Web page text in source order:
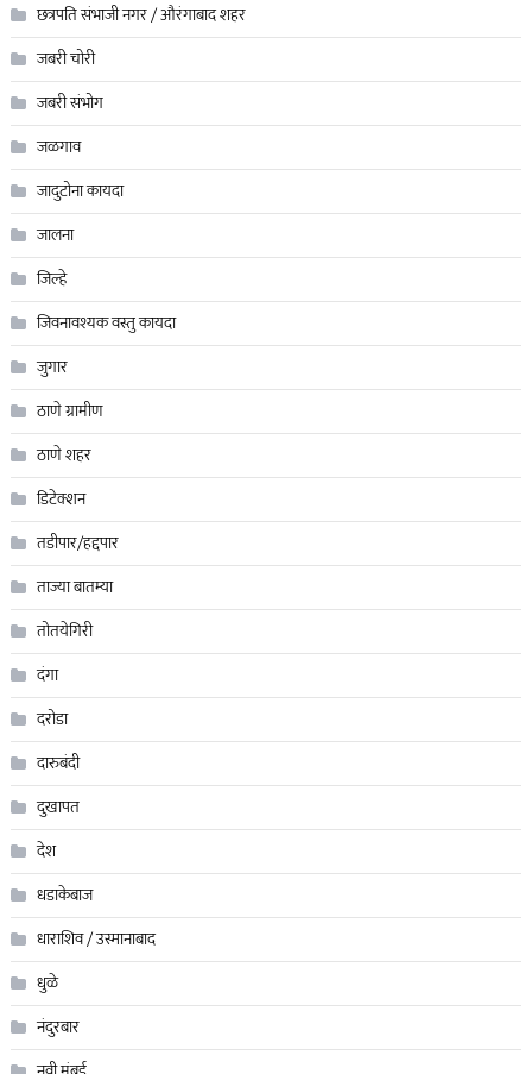
छत्रपति संभाजी नगर / औरंगाबाद शहर
जबरी चोरी
जबरी संभोग
जळगाव
जादुटोना कायदा
जालना
जिल्हे
जिवनावश्यक वस्तु कायदा
जुगार
ठाणे ग्रामीण
ठाणे शहर
डिटेक्शन
तडीपार/हद्दपार
ताज्या बातम्या
तोतयेगिरी
दंगा
दरोडा
दारुबंदी
दुखापत
देश
धडाकेबाज
धाराशिव / उस्मानाबाद
धुळे
नंदुरबार